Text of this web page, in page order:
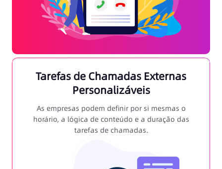
Tarefas de Chamadas Externas
Personalizáveis
As empresas podem definir por si mesmas o
horário, a lógica de conteúdo e a duração das
tarefas de chamadas.